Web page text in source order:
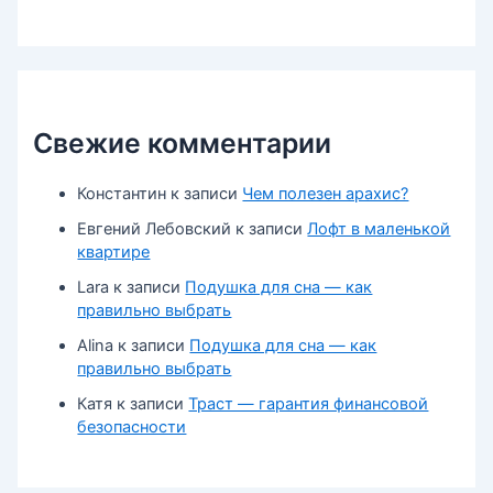
Свежие комментарии
Константин к записи Чем полезен арахис?
Евгений Лебовский к записиЛофт в маленькой
квартире
Lara к записи Подушка для сна — как
правильно выбрать
Alina к записи Подушка для сна — как
правильно выбрать
Катя к записиТраст — гарантия финансовой
безопасности